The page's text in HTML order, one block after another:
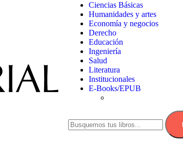
Ciencias Básicas
Humanidades y artes
Economía y negocios
Derecho
Educación
Ingeniería
Salud
Literatura
Institucionales
E-Books/EPUB